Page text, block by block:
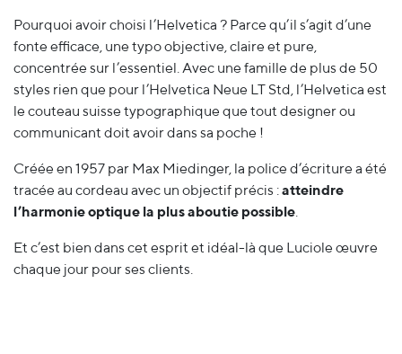
Pourquoi avoir choisi l’Helvetica ? Parce qu’il s’agit d’une
fonte efficace, une typo objective, claire et pure,
concentrée sur l’essentiel. Avec une famille de plus de 50
styles rien que pour l’Helvetica Neue LT Std, l’Helvetica est
le couteau suisse typographique que tout designer ou
communicant doit avoir dans sa poche !
Créée en 1957 par Max Miedinger, la police d’écriture a été
tracée au cordeau avec un objectif précis :atteindre
l’harmonie optique la plus aboutie possible.
Et c’est bien dans cet esprit et idéal-là que Luciole œuvre
chaque jour pour ses clients.